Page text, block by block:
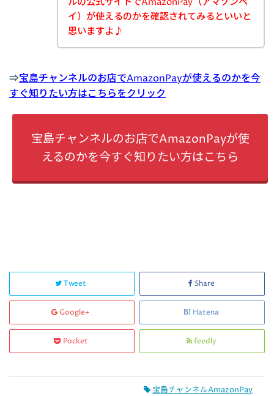
イ）が使えるのかを確認されてみるといいと
思いますよ♪
⇒宝島チャンネルのお店でAmazonPayが使えるのかを今
すぐ知りたい方はこちらをクリック
宝島チャンネルのお店でAmazonPayが使
えるのかを今すぐ知りたい方はこちら
Tweet Share
Google+ Hatena
Pocket feedly
宝島チャンネルAmazonPay